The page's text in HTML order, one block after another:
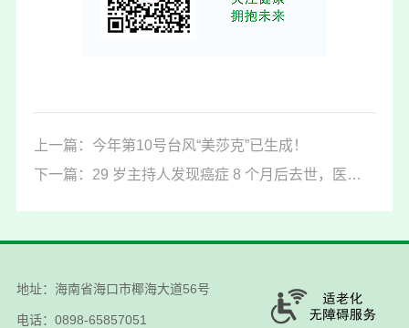
上一篇：今年第10号台风“美莎克”已生成！
下一篇：29 岁主持人发现癌症 8 个月后去世，医生提醒：这 7 种癌太会“藏”了！
地址：海南省海口市椰海大道56号
电话：0898-65857051